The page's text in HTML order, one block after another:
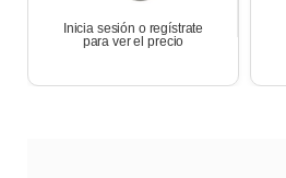
Inicia sesión o regístrate
para ver el precio